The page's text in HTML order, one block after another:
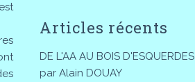
Articles récents
DE L'AA AU BOIS D'ESQUERDES
par Alain DOUAY